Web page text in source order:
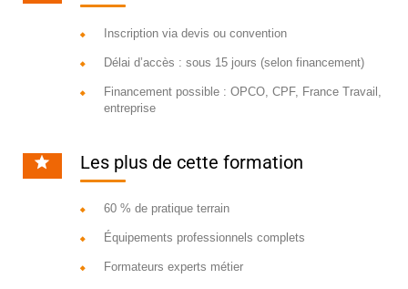
Inscription via devis ou convention
Délai d’accès : sous 15 jours (selon financement)
Financement possible : OPCO, CPF, France Travail,
entreprise
Les plus de cette formation
60 % de pratique terrain
Équipements professionnels complets
Formateurs experts métier